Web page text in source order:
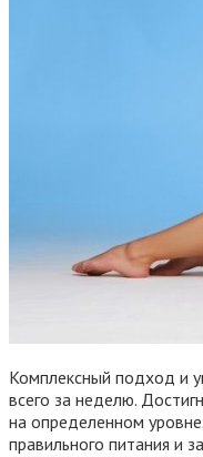
Комплексный подход и
всего за неделю.
на определенном
правильного питания и